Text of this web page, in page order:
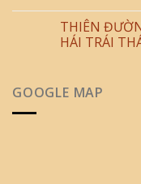
THIÊN
HÁI TRÁI
GOOGLE MAP